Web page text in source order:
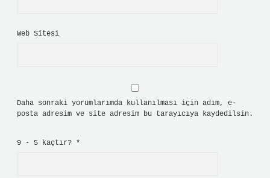
Web Sitesi
Daha sonraki yorumlarımda kullanılması için adım, e-
posta adresim ve site adresim bu tarayıcıya kaydedilsin.
9 - 5 kaçtır? *